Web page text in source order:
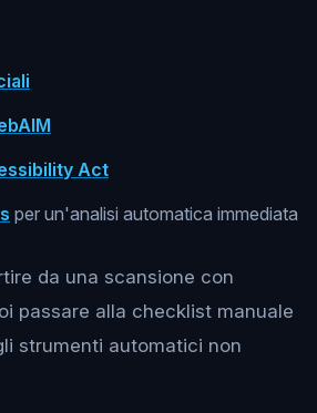
Act
per un'analisi automatica immediata
da una scansione con
passare alla checklist manuale
strumenti automatici non